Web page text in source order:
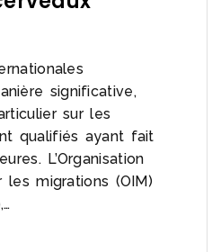
significative,
sur les
qualifiés ayant fait
L’Organisation
les migrations (OIM)